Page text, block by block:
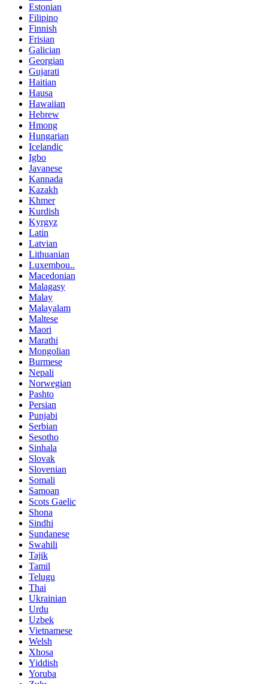
Estonian
Filipino
Finnish
Frisian
Galician
Georgian
Gujarati
Haitian
Hausa
Hawaiian
Hebrew
Hmong
Hungarian
Icelandic
Igbo
Javanese
Kannada
Kazakh
Khmer
Kurdish
Kyrgyz
Latin
Latvian
Lithuanian
Luxembou..
Macedonian
Malagasy
Malay
Malayalam
Maltese
Maori
Marathi
Mongolian
Burmese
Nepali
Norwegian
Pashto
Persian
Punjabi
Serbian
Sesotho
Sinhala
Slovak
Slovenian
Somali
Samoan
Scots Gaelic
Shona
Sindhi
Sundanese
Swahili
Tajik
Tamil
Telugu
Thai
Ukrainian
Urdu
Uzbek
Vietnamese
Welsh
Xhosa
Yiddish
Yoruba